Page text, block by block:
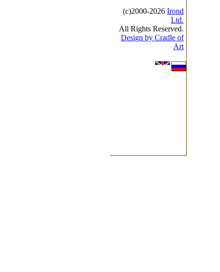
(с)2000-2026 Irond
Ltd.
All Rights Reserved.
Design by Cradle of
Art